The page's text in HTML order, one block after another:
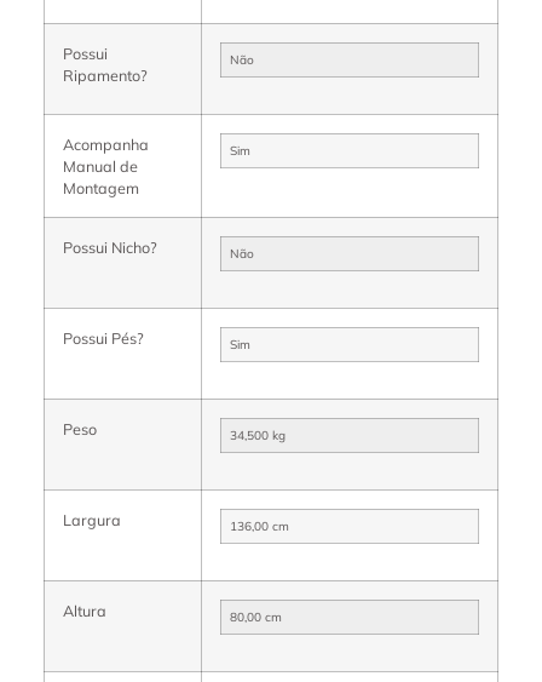
Possui
Ripamento?
Não
Acompanha
Manual de
Montagem
Sim
Possui Nicho? Não
Possui Pés? Sim
Peso 34,500 kg
Largura 136,00 cm
Altura 80,00 cm